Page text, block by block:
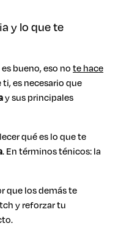
y lo que te
bueno, eso note hace
es necesario que
y sus principales
qué es lo que te
. En términos ténicos: la
que los demás te
y reforzar tu